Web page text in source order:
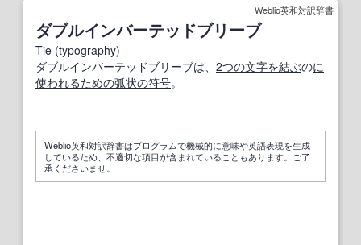
Weblio英和対訳辞書
ダブルインバーテッドブリーブ
Tie (typography)
ダブルインバーテッドブリーブは、 2つの文字を結ぶのに
使われるための弧状の符号。
Weblio英和対訳辞書はプログラムで機械的に意味や英語表現を生成
しているため、不適切な項目が含まれていることもあります。ご了
承くださいませ。